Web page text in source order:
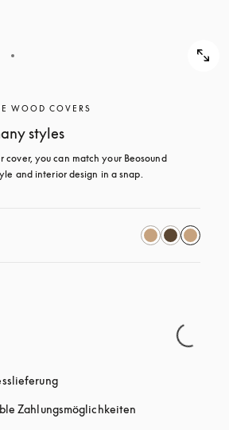
WOOD COVERS
styles
cover, you can match your Beosound
and interior design in a snap.
öffnet sich in einem neuen Tab
Zahlungsmöglichkeiten